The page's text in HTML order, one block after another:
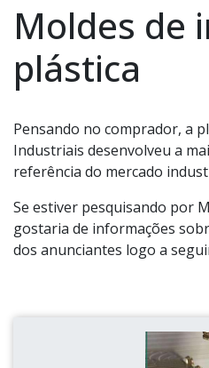
Moldes de
plástica
Pensando no comprador, a
Industriais desenvolveu a
referência do mercado
Se estiver pesquisando por
gostaria de informações
dos anunciantes logo a